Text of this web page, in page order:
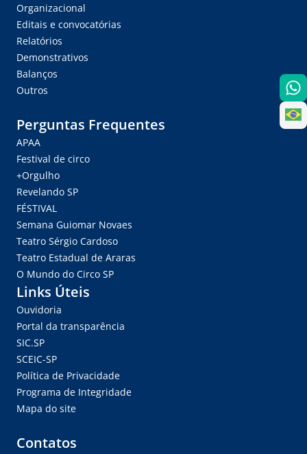
Organizacional
Editais e convocatórias
Relatórios
Demonstrativos
Balanços
Outros
Perguntas Frequentes
APAA
Festival de circo
+Orgulho
Revelando SP
FÉSTIVAL
Semana Guiomar Novaes
Teatro Sérgio Cardoso
Teatro Estadual de Araras
O Mundo do Circo SP
Links Úteis
Ouvidoria
Portal da transparência
SIC.SP
SCEIC-SP
Política de Privacidade
Programa de Integridade
Mapa do site
Contatos